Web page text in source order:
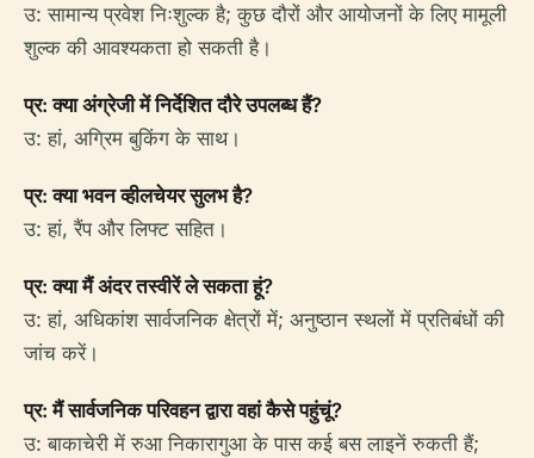
उ: सामान्य प्रवेश निःशुल्क है; कुछ दौरों और आयोजनों के लिए मामूली
शुल्क की आवश्यकता हो सकती है।
प्र: क्या अंग्रेजी में निर्देशित दौरे उपलब्ध हैं?
उ: हां, अग्रिम बुकिंग के साथ।
प्र: क्या भवन व्हीलचेयर सुलभ है?
उ: हां, रैंप और लिफ्ट सहित।
प्र: क्या मैं अंदर तस्वीरें ले सकता हूं?
उ: हां, अधिकांश सार्वजनिक क्षेत्रों में; अनुष्ठान स्थलों में प्रतिबंधों की
जांच करें।
प्र: मैं सार्वजनिक परिवहन द्वारा वहां कैसे पहुंचूं?
उ: बाकाचेरी में रुआ निकारागुआ के पास कई बस लाइनें रुकती हैं;